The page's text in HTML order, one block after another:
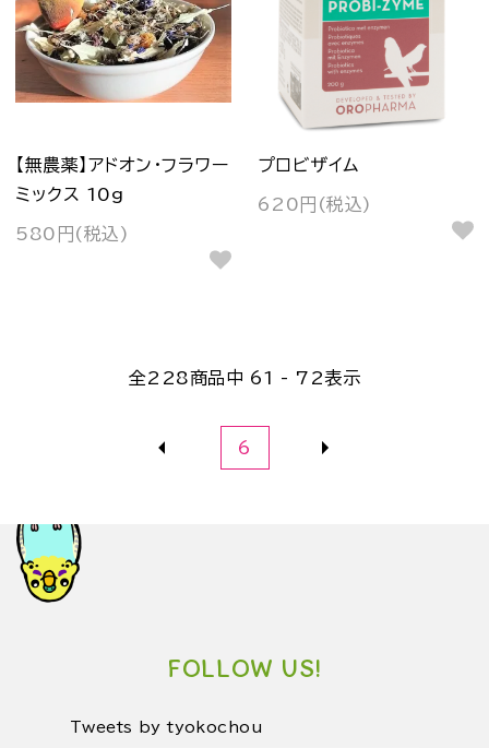
【無農薬】アドオン・フラワー
ミックス 10g
580円(税込)
プロビザイム
620円(税込)
全228商品中 61 - 72表示
6
FOLLOW US!
Tweets by tyokochou